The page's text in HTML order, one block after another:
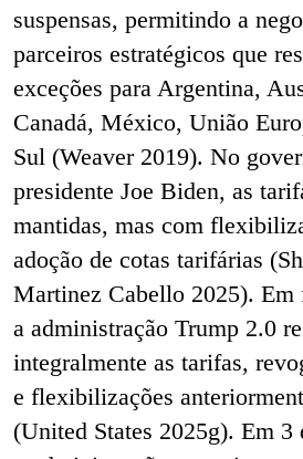
suspensas, permitindo a
parceiros estratégicos que
exceções para Argentina,
Canadá, México, União
Sul (Weaver 2019). No
presidente Joe Biden, as
mantidas, mas com
adoção de cotas tarifárias
Martinez Cabello 2025). Em
a administração Trump 2.0
integralmente as tarifas,
e flexibilizações
(United States 2025g). Em 3